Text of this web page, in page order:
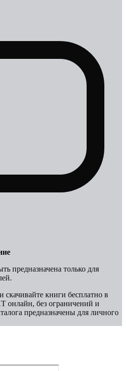
предназначена только для
книги бесплатно в
онлайн, без ограничений и
предназначены для личного